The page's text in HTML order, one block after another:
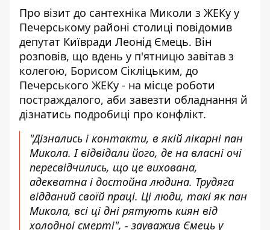
Про візит до сантехніка Миколи з ЖЕКу у
Печерському районі столиці повідомив
депутат Київради Леонід Ємець. Він
розповів, що вдень у п'ятницю завітав з
колегою, Борисом Сікліцьким, до
Печерського ЖЕКу - на місце роботи
постраждалого, аби завезти обладнання й
дізнатись подробиці про конфлікт.
"Дізнались і контакти, в якій лікарні пан
Микола. І відвідали його, де на власні очі
пересвідчились, що це вихована,
адекватна і достойна людина. Трудяга
відданий своїй праці. Ці люди, такі як пан
Микола, всі ці дні рятують киян від
холодноі смерті", - зауважив Ємець у